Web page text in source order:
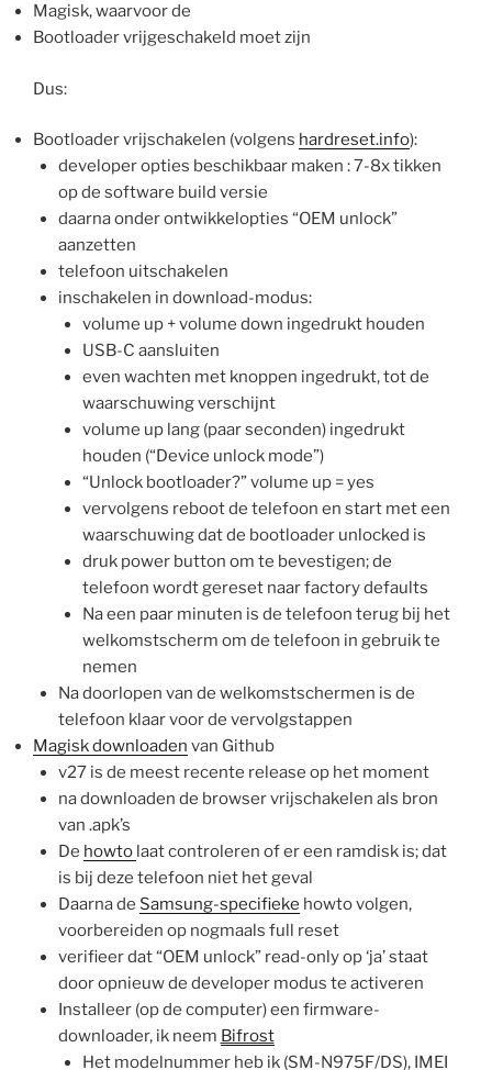
Magisk, waarvoor de
Bootloader vrijgeschakeld moet zijn
Dus:
Bootloader vrijschakelen (volgens hardreset.info):
developer opties beschikbaar maken : 7-8x tikken
op de software build versie
daarna onder ontwikkelopties “OEM unlock”
aanzetten
telefoon uitschakelen
inschakelen in download-modus:
volume up + volume down ingedrukt houden
USB-C aansluiten
even wachten met knoppen ingedrukt, tot de
waarschuwing verschijnt
volume up lang (paar seconden) ingedrukt
houden (“Device unlock mode”)
“Unlock bootloader?” volume up = yes
vervolgens reboot de telefoon en start met een
waarschuwing dat de bootloader unlocked is
druk power button om te bevestigen; de
telefoon wordt gereset naar factory defaults
Na een paar minuten is de telefoon terug bij het
welkomstscherm om de telefoon in gebruik te
nemen
Na doorlopen van de welkomstschermen is de
telefoon klaar voor de vervolgstappen
Magisk downloaden van Github
v27 is de meest recente release op het moment
na downloaden de browser vrijschakelen als bron
van .apk’s
De howto laat controleren of er een ramdisk is; dat
is bij deze telefoon niet het geval
Daarna de Samsung-specifieke howto volgen,
voorbereiden op nogmaals full reset
verifieer dat “OEM unlock” read-only op ‘ja’ staat
door opnieuw de developer modus te activeren
Installeer (op de computer) een firmware-
downloader, ik neem Bifrost
Het modelnummer heb ik (SM-N975F/DS), IMEI